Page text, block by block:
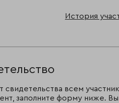
История
свидетельства всем
заполните форму ниже.